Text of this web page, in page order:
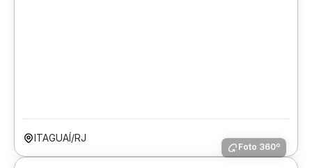
ITAGUAÍ/RJ
Foto 360º